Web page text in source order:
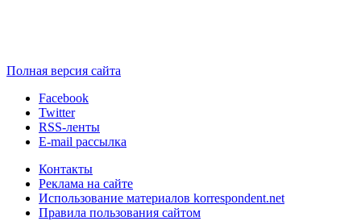
Полная версия сайта
Facebook
Twitter
RSS-ленты
E-mail рассылка
Контакты
Реклама на сайте
Использование материалов korrespondent.net
Правила пользования сайтом